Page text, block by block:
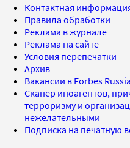
Контактная
Правила обработки
Реклама в журнале
Реклама на сайте
Условия перепечатки
Архив
Вакансии в Forbes Russia
Сканер иноагентов,
терроризму и
нежелательными
Подписка на печатную